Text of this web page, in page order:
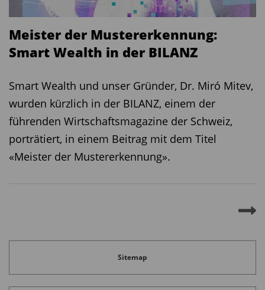
Meister der Mustererkennung:
Smart Wealth in der BILANZ
Smart Wealth und unser Gründer, Dr. Miró Mitev,
wurden kürzlich in der BILANZ, einem der
führenden Wirtschaftsmagazine der Schweiz,
porträtiert, in einem Beitrag mit dem Titel
«Meister der Mustererkennung».
Sitemap